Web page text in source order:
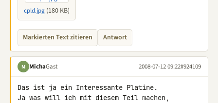
cpld.jpg (180 KB)
Markierten Text zitieren Antwort
M MichaGast 2008-07-12 09:22#924109
Das ist ja ein Interessante Platine.
Ja was will ich mit diesem Teil machen,